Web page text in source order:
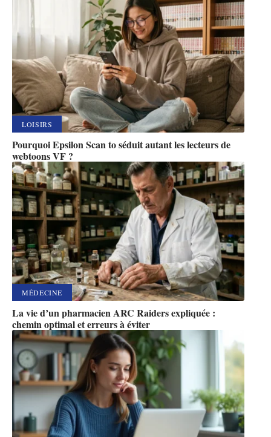
LOISIRS
Pourquoi Epsilon Scan to séduit autant les lecteurs de
webtoons VF ?
MÉDECINE
La vie d’un pharmacien ARC Raiders expliquée :
chemin optimal et erreurs à éviter